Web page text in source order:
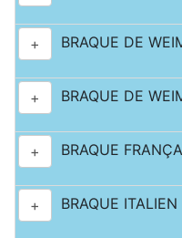
+ BRAQUE DE
+ BRAQUE DE
+ BRAQUE
+ BRAQUE